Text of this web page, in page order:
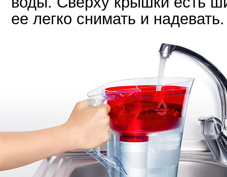
ее легко снимать и надевать.